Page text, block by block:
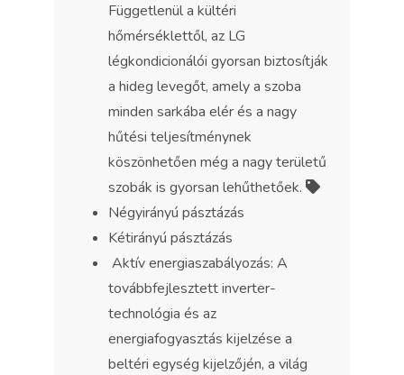
Függetlenül a kültéri
hőmérséklettől, az LG
légkondicionálói gyorsan biztosítják
a hideg levegőt, amely a szoba
minden sarkába elér és a nagy
hűtési teljesítménynek
köszönhetően még a nagy területű
szobák is gyorsan lehűthetőek.
Négyirányú pásztázás
Kétirányú pásztázás
Aktív energiaszabályozás: A
továbbfejlesztett inverter-
technológia és az
energiafogyasztás kijelzése a
beltéri egység kijelzőjén, a világ